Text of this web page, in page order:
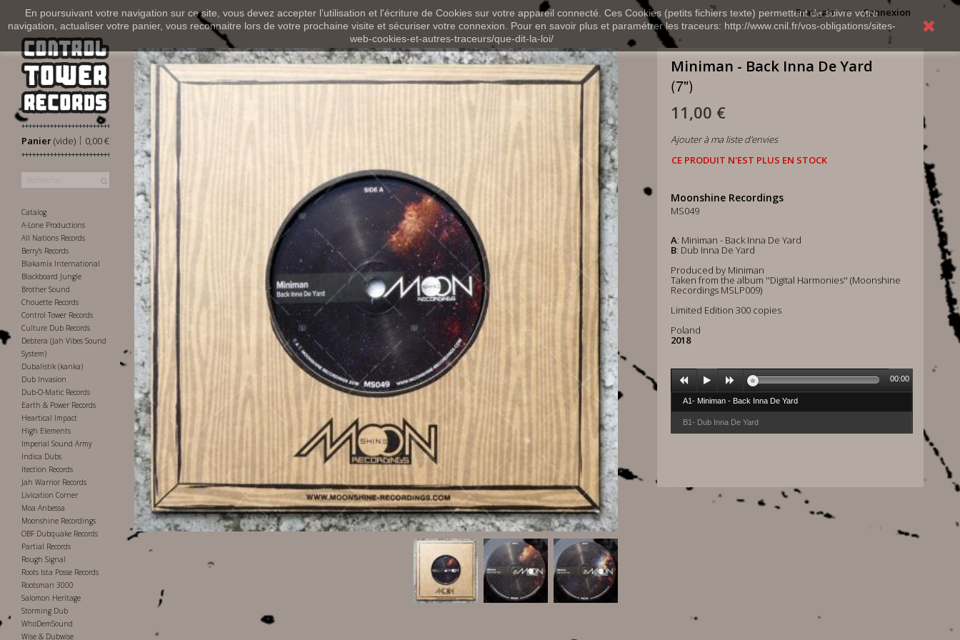
En poursuivant votre navigation sur ce site, vous devez accepter l’utilisation et l'écriture de Cookies sur votre appareil connecté. Ces Cookies (petits fichiers texte) permettent de suivre votre
navigation, actualiser votre panier, vous reconnaitre lors de votre prochaine visite et sécuriser votre connexion. Pour en savoir plus et paramétrer les traceurs: http://www.cnil.fr/vos-obligations/sites-
web-cookies-et-autres-traceurs/que-dit-la-loi/
Connexion
Français
Panier 0,00 €
|
(vide)
Catalog
A-Lone Productions
All Nations Records
Berry's Records
Blakamix International
Blackboard Jungle
Brother Sound
Chouette Records
Control Tower Records
Culture Dub Records
Debtera (Jah Vibes Sound
System)
Dubalistik (kanka)
Dub Invasion
Dub-O-Matic Records
Earth & Power Records
Heartical Impact
High Elements
Imperial Sound Army
Indica Dubs
Itection Records
Jah Warrior Records
Livication Corner
Moa Anbessa
Moonshine Recordings
OBF Dubquake Records
Partial Records
Rough Signal
Roots Ista Posse Records
Rootsman 3000
Salomon Heritage
Storming Dub
WhoDemSound
Wise & Dubwise
Miniman - Back Inna De Yard
(7")
11,00 €
Ajouter à ma liste d'envies
CE PRODUIT N'EST PLUS EN STOCK
Moonshine Recordings
MS049
A: Miniman - Back Inna De Yard
B: Dub Inna De Yard
Produced by Miniman
Taken from the album ''Digital Harmonies'' (Moonshine
Recordings MSLP009)
Limited Edition 300 copies
Poland
2018
A1- Miniman - Back Inna De Yard
B1- Dub Inna De Yard
00:00